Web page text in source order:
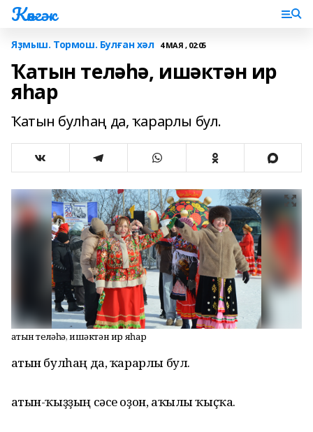
Көнгәк
Яҙмыш. Тормош. Булған хәл 4 МАЯ , 02:05
Ҡатын теләһә, ишәктән ир
яһар
Ҡатын булһаң да, ҡарарлы бул.
Ҡатын теләһә, ишәктән ир яһар
Ҡатын булһаң да, ҡарарлы бул.
Ҡатын-ҡыҙҙың сәсе оҙон, аҡылы ҡыҫҡа.